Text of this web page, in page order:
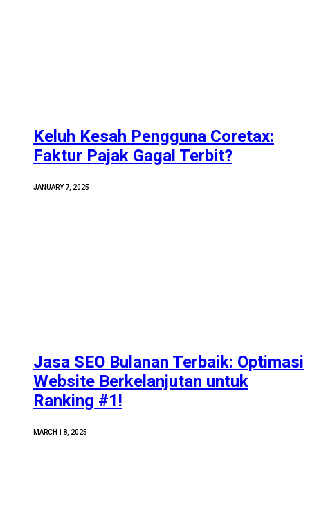
Keluh Kesah Pengguna Coretax:
Faktur Pajak Gagal Terbit?
JANUARY 7, 2025
Jasa SEO Bulanan Terbaik: Optimasi
Website Berkelanjutan untuk
Ranking #1!
MARCH 18, 2025